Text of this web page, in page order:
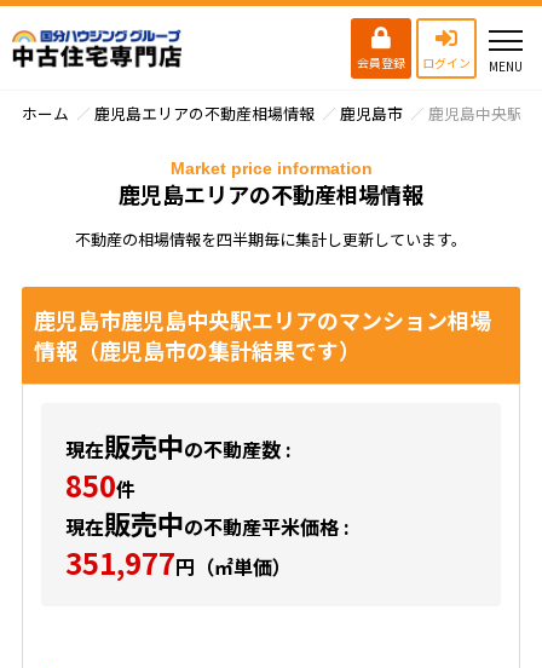
会員登録 ログイン
ホーム 鹿児島エリアの不動産相場情報 鹿児島市 鹿児島中央駅
鹿児島エリアの不動産相場情報
Market price information
不動産の相場情報を四半期毎に集計し更新しています。
鹿児島市鹿児島中央駅エリアのマンション相場
情報（鹿児島市の集計結果です）
現在販売中の不動産数 :
850件
現在販売中の不動産平米価格 :
351,977円（㎡単価）